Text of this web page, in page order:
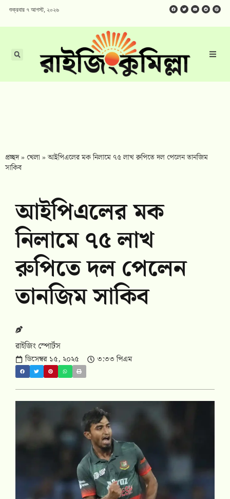
শুক্রবার ৭ আগস্ট, ২০২৬
প্রচ্ছদ» খেলা »আইপিএলের মক নিলামে ৭৫ লাখ রুপিতে দল পেলেন তানজিম
সাকিব
আইপিএলের মক
নিলামে ৭৫ লাখ
রুপিতে দল পেলেন
তানজিম সাকিব
রাইজিং স্পোর্টস
ডিসেম্বর ১৫, ২০২৫ ৩:৩৩ পিএম